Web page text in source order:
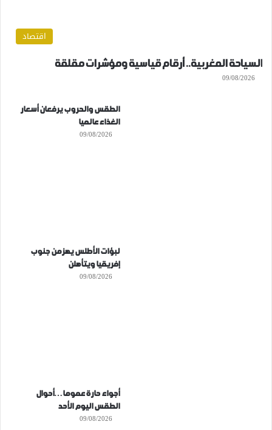
اقتصاد
السياحة المغربية.. أرقام قياسية ومؤشرات مقلقة
09/08/2026
الطقس والحروب يرفعان أسعار
الغذاء عالميا
09/08/2026
لبؤات الأطلس يهزمن جنوب
إفريقيا ويتأهلن
09/08/2026
أجواء حارة عموما…أحوال
الطقس اليوم الأحد
09/08/2026